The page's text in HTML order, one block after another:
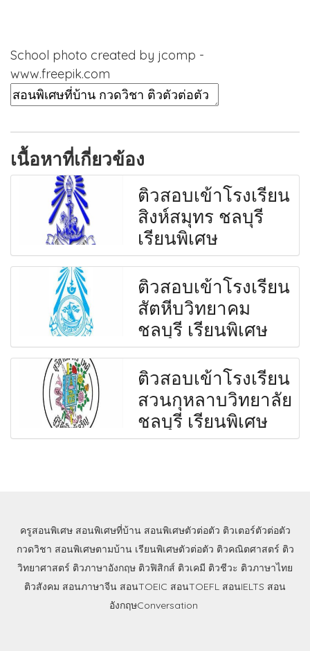
School photo created by jcomp -
www.freepik.com
เนื้อหาที่เกี่ยวข้อง
ติวสอบเข้าโรงเรียน
สิงห์สมุทร ชลบุรี
เรียนพิเศษ
ติวสอบเข้าโรงเรียน
สัตหีบวิทยาคม
ชลบุรี เรียนพิเศษ
ติวสอบเข้าโรงเรียน
สวนกุหลาบวิทยาลัย
ชลบุรี เรียนพิเศษ
ครูสอนพิเศษ สอนพิเศษที่บ้าน สอนพิเศษตัวต่อตัว ติวเตอร์ตัวต่อตัว
กวดวิชา สอนพิเศษตามบ้าน เรียนพิเศษตัวต่อตัว ติวคณิตศาสตร์ ติว
วิทยาศาสตร์ ติวภาษาอังกฤษ ติวฟิสิกส์ ติวเคมี ติวชีวะ ติวภาษาไทย
ติวสังคม สอนภาษาจีน สอนTOEIC สอนTOEFL สอนIELTS สอน
อังกฤษConversation